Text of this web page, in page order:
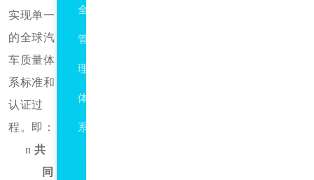
实现单一
的全球汽
车质量体
系标准和
认证过
程。即：
n共
同
全
管
理
体
系